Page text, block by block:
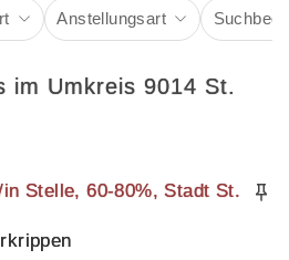
Anstellungsart
im Umkreis 9014 St.
in Stelle, 60-80%, Stadt St.